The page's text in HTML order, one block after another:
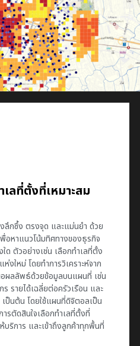
ลที่ตั้งที่เหมาะสม
ลึกซึ้ง ตรงจุด และแม่นยำ ด้วย
หาแนวโน้มทิศทางของธุรกิจ
ด ตัวอย่างเช่น เลือกทำเลที่ตั้ง
ใหม่ โดยทำการวิเคราะห์จาก
อผลลัพธ์ด้วยข้อมูลบนแผนที่ เช่น
ร รายได้เฉลี่ยต่อครัวเรือน และ
ป็นต้น โดยใช้แผนที่ดิจิตอลเป็น
รตัดสินใจเลือกทำเลที่ตั้งที่
บริการ และเข้าถึงลูกค้าทุกพื้นที่